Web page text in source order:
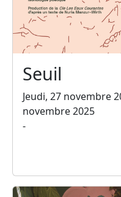
Seuil
Jeudi, 27 novembre
novembre 2025
-